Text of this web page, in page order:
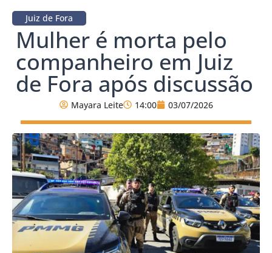
Juiz de Fora
Mulher é morta pelo
companheiro em Juiz
de Fora após discussão
Mayara Leite 14:00 03/07/2026